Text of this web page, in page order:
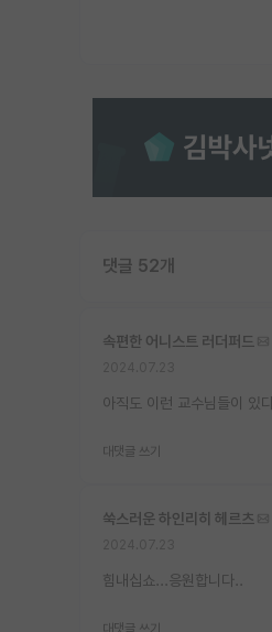
댓글 52개
속편한 어니스트 러더퍼드
아직도 이런 교수님들이 있
대댓글 쓰기
쑥스러운 하인리히 헤르츠
힘내십쇼...응원합니다..
대댓글 쓰기